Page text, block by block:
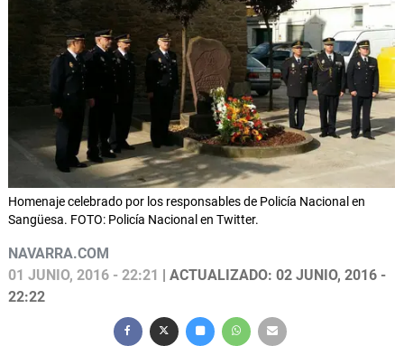
Homenaje celebrado por los responsables de Policía Nacional en
Sangüesa. FOTO: Policía Nacional en Twitter.
NAVARRA.COM
01 JUNIO, 2016 - 22:21
| ACTUALIZADO: 02 JUNIO, 2016 -
22:22